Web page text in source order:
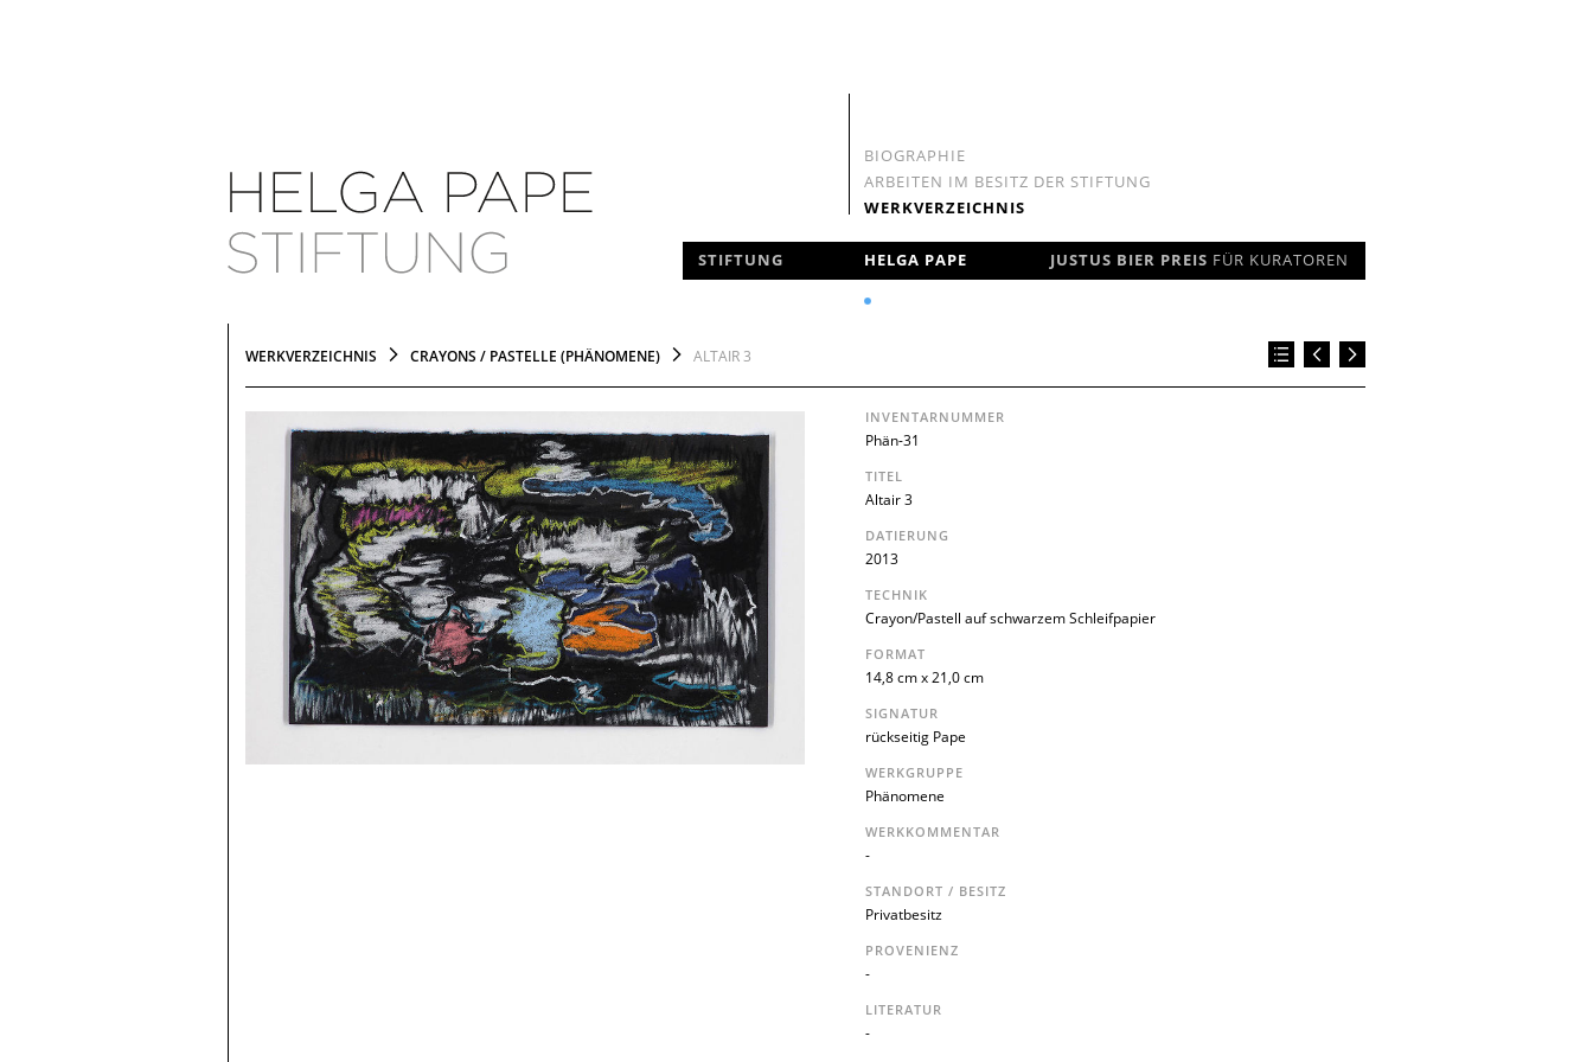
NAVIGATION
ÜBERSPRINGEN
STIFTUNG HELGA PAPE
BIOGRAPHIE
ARBEITEN IM BESITZ DER STIFTUNG
WERKVERZEICHNIS
JUSTUS BIER PREIS FÜR KURATOREN
WERKVERZEICHNIS CRAYONS / PASTELLE (PHÄNOMENE) ALTAIR 3
INVENTARNUMMER
Phän-31
TITEL
Altair 3
DATIERUNG
2013
TECHNIK
Crayon/Pastell auf schwarzem Schleifpapier
FORMAT
14,8 cm x 21,0 cm
SIGNATUR
rückseitig Pape
WERKGRUPPE
Phänomene
WERKKOMMENTAR
-
STANDORT / BESITZ
Privatbesitz
PROVENIENZ
-
LITERATUR
-